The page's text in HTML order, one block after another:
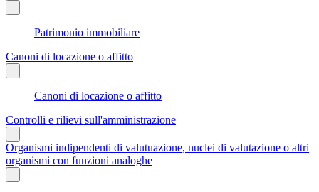
Patrimonio immobiliare
Canoni di locazione o affitto
Canoni di locazione o affitto
Controlli e rilievi sull'amministrazione
Organismi indipendenti di valutuazione, nuclei di valutazione o altri
organismi con funzioni analoghe